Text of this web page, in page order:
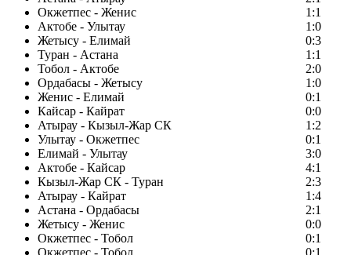
Окжетпес - Женис
1:1
Актобе - Улытау
1:0
Жетысу - Елимай
0:3
Туран - Астана
1:1
Тобол - Актобе
2:0
Ордабасы - Жетысу
1:0
Женис - Елимай
0:1
Кайсар - Кайрат
0:0
Атырау - Кызыл-Жар СК
1:2
Улытау - Окжетпес
0:1
Елимай - Улытау
3:0
Актобе - Кайсар
4:1
Кызыл-Жар СК - Туран
2:3
Атырау - Кайрат
1:4
Астана - Ордабасы
2:1
Жетысу - Женис
0:0
Окжетпес - Тобол
0:1